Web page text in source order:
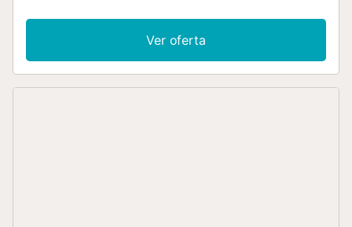
Ver oferta